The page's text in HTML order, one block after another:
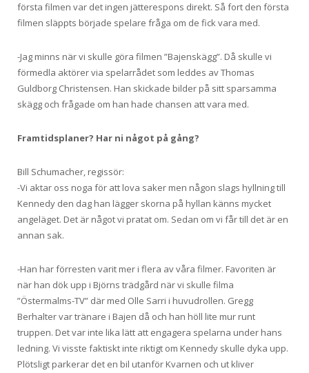
första filmen var det ingen jätterespons direkt. Så fort den första
filmen släppts började spelare fråga om de fick vara med.
-Jag minns när vi skulle göra filmen ”Bajenskägg”. Då skulle vi
förmedla aktörer via spelarrådet som leddes av Thomas
Guldborg Christensen. Han skickade bilder på sitt sparsamma
skägg och frågade om han hade chansen att vara med.
Framtidsplaner? Har ni något på gång?
Bill Schumacher, regissör:
-Vi aktar oss noga för att lova saker men någon slags hyllning till
Kennedy den dag han lägger skorna på hyllan känns mycket
angeläget. Det är något vi pratat om. Sedan om vi får till det är en
annan sak.
-Han har förresten varit mer i flera av våra filmer. Favoriten är
när han dök upp i Björns trädgård när vi skulle filma
”Östermalms-TV” där med Olle Sarri i huvudrollen. Gregg
Berhalter var tränare i Bajen då och han höll lite mur runt
truppen. Det var inte lika lätt att engagera spelarna under hans
ledning. Vi visste faktiskt inte riktigt om Kennedy skulle dyka upp.
Plötsligt parkerar det en bil utanför Kvarnen och ut kliver